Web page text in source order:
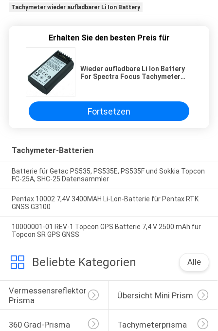
Tachymeter wieder aufladbarer Li Ion Battery
Erhalten Sie den besten Preis für
Wieder aufladbare Li Ion Battery
For Spectra Focus Tachymeter
Fortsetzen
Tachymeter-Batterien
Batterie für Getac PS535, PS535E, PS535F und Sokkia Topcon
FC-25A, SHC-25 Datensammler
Pentax 10002 7,4V 3400MAH Li-Lon-Batterie für Pentax RTK
GNSS G3100
10000001-01 REV-1 Topcon GPS Batterie 7,4 V 2500 mAh für
Topcon SR GPS GNSS
Beliebte Kategorien Alle
Vermessensreflektor-
Prisma
Übersicht Mini Prism
360 Grad-Prisma Tachymeterprisma